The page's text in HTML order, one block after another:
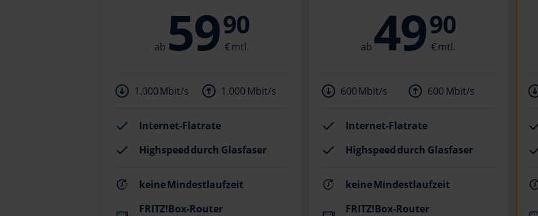
5990
1.000 Mbit/s 1.000 Mbit/s
Internet-Flatrate
Highspeed durch Glasfaser
keine Mindestlaufzeit
FRITZ!Box-Router
4990
600 Mbit/s 600 Mbit/s
Internet-Flatrate
Highspeed durch Glasfaser
keine Mindestlaufzeit
FRITZ!Box-Router